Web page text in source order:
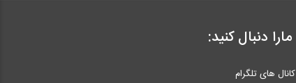
مارا دنبال کنید:
کانال های تلگرام